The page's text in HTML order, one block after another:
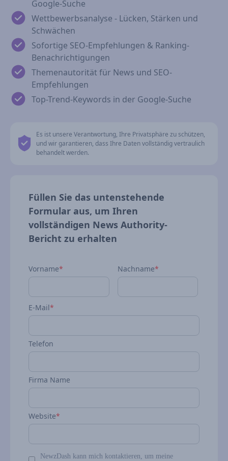
Google-Suche
Wettbewerbsanalyse - Lücken, Stärken und
Schwächen
Sofortige SEO-Empfehlungen & Ranking-
Benachrichtigungen
Themenautorität für News und SEO-
Empfehlungen
Top-Trend-Keywords in der Google-Suche
Es ist unsere Verantwortung, Ihre Privatsphäre zu schützen,
und wir garantieren, dass Ihre Daten vollständig vertraulich
behandelt werden.
Füllen Sie das untenstehende
Formular aus, um Ihren
vollständigen News Authority-
Bericht zu erhalten
Vorname* Nachname*
E-Mail*
Telefon
Firma Name
Website*
NewzDash kann mich kontaktieren, um meine